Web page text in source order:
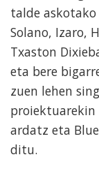
talde askotako
Solano, Izaro,
Txaston
eta bere
zuen lehen
proiektuarekin
ardatz eta
ditu.